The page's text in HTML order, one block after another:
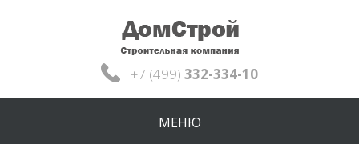
+7 (499) 332-334-10
МЕНЮ